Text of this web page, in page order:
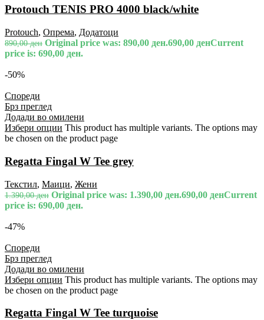
Protouch TENIS PRO 4000 black/white
Protouch, Опрема, Додатоци
890,00ден Original price was: 890,00 ден.690,00 денCurrent
price is: 690,00 ден.
-50%
Спореди
Брз преглед
Додади во омилени
Избери опции This product has multiple variants. The options may
be chosen on the product page
Regatta Fingal W Tee grey
Текстил, Маици, Жени
1.390,00ден Original price was: 1.390,00 ден.690,00 денCurrent
price is: 690,00 ден.
-47%
Спореди
Брз преглед
Додади во омилени
Избери опции This product has multiple variants. The options may
be chosen on the product page
Regatta Fingal W Tee turquoise